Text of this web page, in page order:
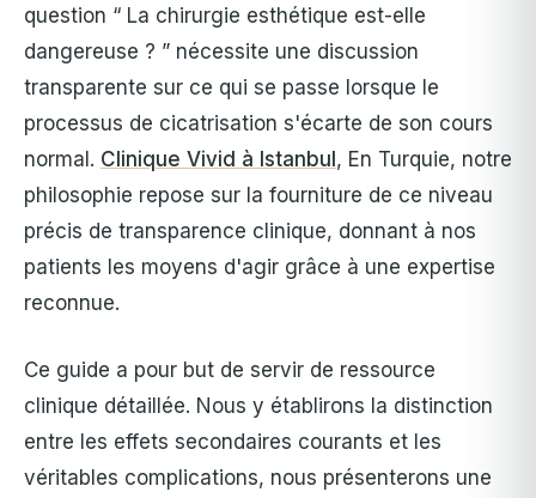
question “ La chirurgie esthétique est-elle
dangereuse ? ” nécessite une discussion
transparente sur ce qui se passe lorsque le
processus de cicatrisation s'écarte de son cours
normal. Clinique Vivid à Istanbul , En Turquie, notre
philosophie repose sur la fourniture de ce niveau
précis de transparence clinique, donnant à nos
patients les moyens d'agir grâce à une expertise
reconnue.
Ce guide a pour but de servir de ressource
clinique détaillée. Nous y établirons la distinction
entre les effets secondaires courants et les
véritables complications, nous présenterons une